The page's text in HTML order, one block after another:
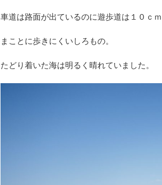
車道は路面が出ているのに遊歩道は１０ｃ
まことに歩きにくいしろもの。
たどり着いた海は明るく晴れていました。